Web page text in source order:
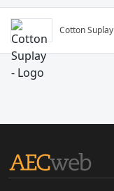
Cotton Suplay